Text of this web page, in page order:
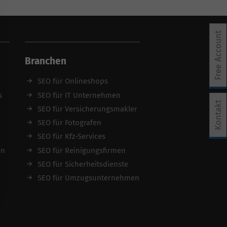
Branchen
SEO für Onlineshops
SEO für IT Unternehmen
SEO für Versicherungsmakler
SEO für Fotografen
SEO für Kfz-Services
SEO für Reinigungsfirmen
SEO für Sicherheitsdienste
SEO für Umzugsunternehmen
Kontakt
Free Account
erteilt werden kann. Die erste Service-